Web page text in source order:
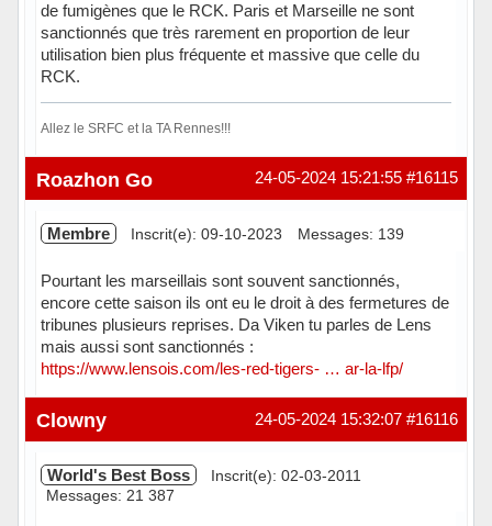
de fumigènes que le RCK. Paris et Marseille ne sont
sanctionnés que très rarement en proportion de leur
utilisation bien plus fréquente et massive que celle du
RCK.
Allez le SRFC et la TA Rennes!!!
Hors ligne #16115
24-05-2024 15:21:55
Roazhon Go
Membre Inscrit(e): 09-10-2023 Messages: 139
Pourtant les marseillais sont souvent sanctionnés,
encore cette saison ils ont eu le droit à des fermetures de
tribunes plusieurs reprises. Da Viken tu parles de Lens
mais aussi sont sanctionnés :
https://www.lensois.com/les-red-tigers- … ar-la-lfp/
Hors ligne #16116
24-05-2024 15:32:07
Clowny
World's Best Boss
Inscrit(e): 02-03-2011
Messages: 21 387